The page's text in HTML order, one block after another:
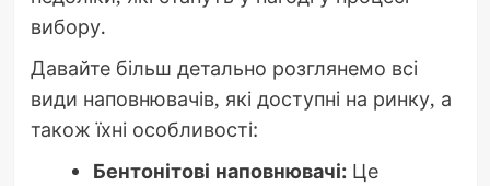
вибору.
Давайте більш детально розглянемо всі
види наповнювачів, які доступні на ринку, а
також їхні особливості:
Бентонітові наповнювачі:Це